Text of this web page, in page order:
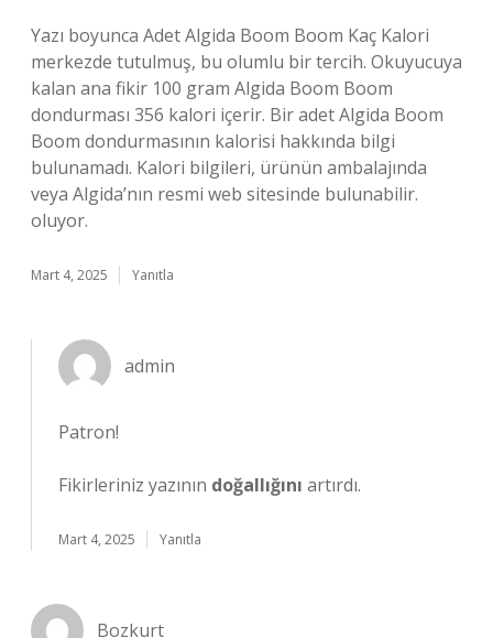
Yazı boyunca Adet Algida Boom Boom Kaç Kalori
merkezde tutulmuş, bu olumlu bir tercih. Okuyucuya
kalan ana fikir 100 gram Algida Boom Boom
dondurması 356 kalori içerir. Bir adet Algida Boom
Boom dondurmasının kalorisi hakkında bilgi
bulunamadı. Kalori bilgileri, ürünün ambalajında
veya Algida’nın resmi web sitesinde bulunabilir.
oluyor.
Mart 4, 2025 Yanıtla
admin
Patron!
Fikirleriniz yazının doğallığını artırdı.
Mart 4, 2025 Yanıtla
Bozkurt